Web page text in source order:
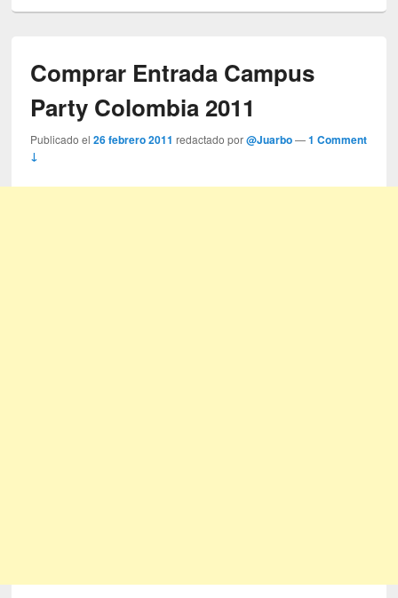
Comprar Entrada Campus
Party Colombia 2011
Publicado el26 febrero 2011 redactado por@Juarbo —1 Comment
↓